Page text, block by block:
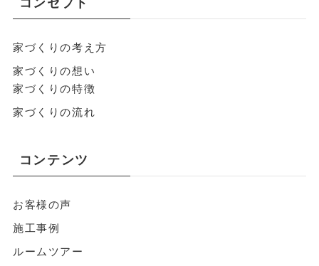
家づくりの考え方
家づくりの想い
家づくりの特徴
家づくりの流れ
コンテンツ
お客様の声
施工事例
ルームツアー